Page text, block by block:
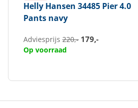
Helly Hansen 34485 Pier 4.0
Pants navy
Adviesprijs 220,- 179,-
Op voorraad